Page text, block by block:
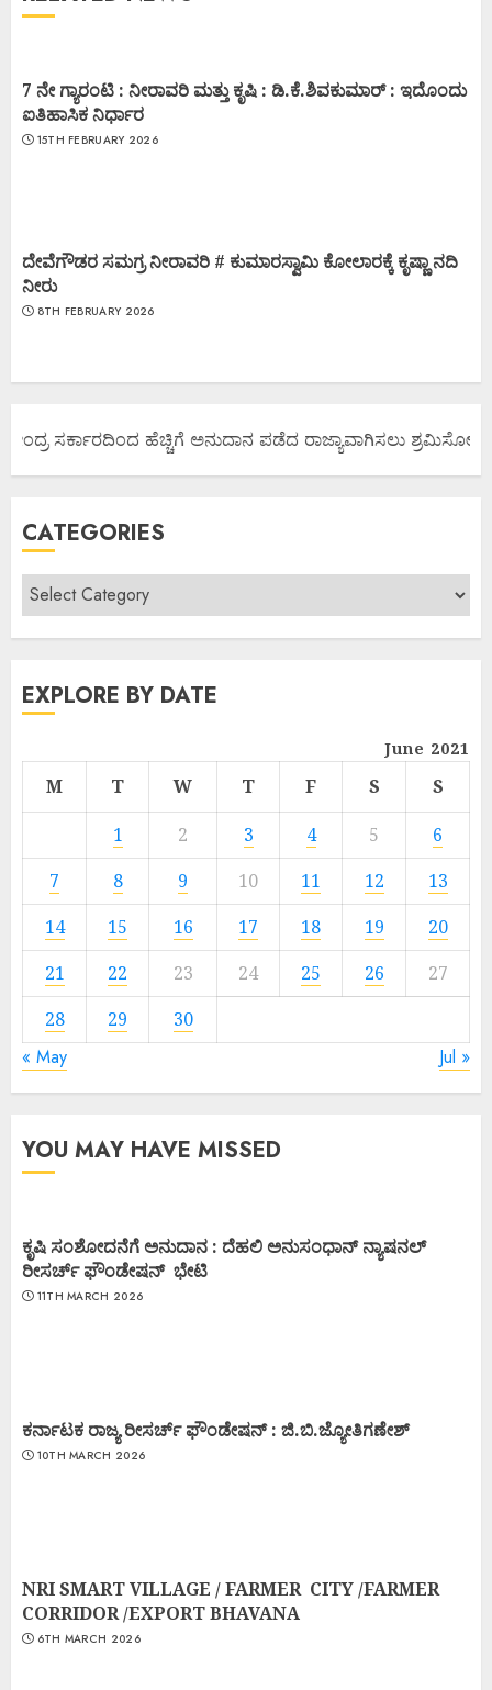
7 ನೇ ಗ್ಯಾರಂಟಿ : ನೀರಾವರಿ ಮತ್ತು ಕೃಷಿ : ಡಿ.ಕೆ.ಶಿವಕುಮಾರ್ : ಇದೊಂದು
ಐತಿಹಾಸಿಕ ನಿರ್ಧಾರ
15TH FEBRUARY 2026
ದೇವೆಗೌಡರ ಸಮಗ್ರ ನೀರಾವರಿ # ಕುಮಾರಸ್ವಾಮಿ ಕೋಲಾರಕ್ಕೆ ಕೃಷ್ಣಾ ನದಿ
ನೀರು
8TH FEBRUARY 2026
ಸರ್ಕಾರದಿಂದ ಹೆಚ್ಚಿಗೆ ಅನುದಾನ ಪಡೆದ ರಾಜ್ಯಾವಾಗಿಸಲು ಶ್ರಮಿಸೋಣ
CATEGORIES
EXPLORE BY DATE
June 2021
M T W T F S
S
1
2 3 4 5
6
7
8 9 10 11 12
13
14
15 16 17 18 19
20
21
22 23 24 25 26
27
28
29 30
« May Jul »
YOU MAY HAVE MISSED
ಕೃಷಿ ಸಂಶೋದನೆಗೆ ಅನುದಾನ : ದೆಹಲಿ ಅನುಸಂಧಾನ್ ನ್ಯಾಷನಲ್
ರೀಸರ್ಚ್ ಫೌಂಡೇಷನ್ ಭೇಟಿ
11TH MARCH 2026
ಕರ್ನಾಟಕ ರಾಜ್ಯ ರೀಸರ್ಚ್ ಫೌಂಡೇಷನ್ : ಜಿ.ಬಿ.ಜ್ಯೋತಿಗಣೇಶ್
10TH MARCH 2026
NRI SMART VILLAGE / FARMER CITY /FARMER
CORRIDOR /EXPORT BHAVANA
6TH MARCH 2026